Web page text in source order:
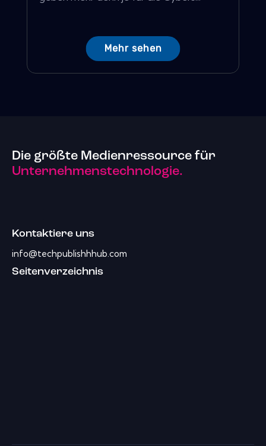
Mehr sehen
Die größte Medienressource für
Unternehmenstechnologie.
Kontaktiere uns
info@techpublishhhub.com
Seitenverzeichnis